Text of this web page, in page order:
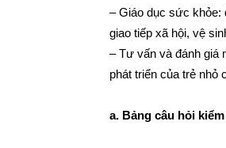
– Giáo dục sức khỏe:
giao tiếp xã hội, vệ
– Tư vấn và đánh giá
phát triển của trẻ nhỏ
a. Bảng câu hỏi